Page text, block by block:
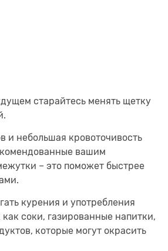
старайтесь менять щетку
и небольшая кровоточивость
вашим
– это поможет быстрее
курения и употребления
соки, газированные напитки,
которые могут окрасить